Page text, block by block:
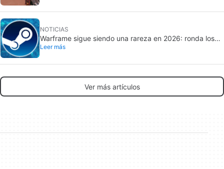
NOTICIAS
Warframe sigue siendo una rareza en 2026: ronda los
163.095 jugadores diarios
Leer más
Ver más artículos